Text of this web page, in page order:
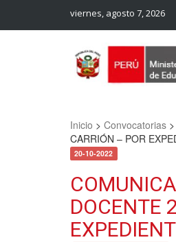
viernes, agosto 7, 2026
Inicio > Convocatorias >
CARRIÓN – POR
20-10-2022
DOCENTE